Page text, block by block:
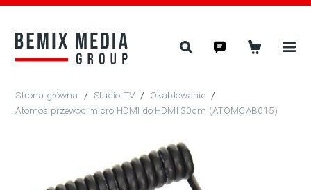
/ Studio TV/ Okablowanie/
Atomos przewód micro HDMI do HDMI 30cm (ATOMCAB015)